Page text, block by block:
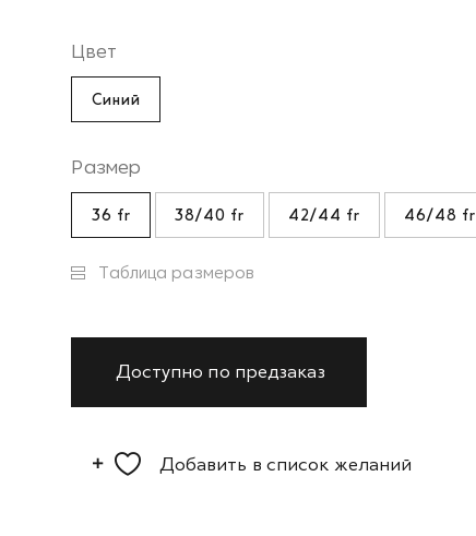
Цвет
Синий
Размер
36 fr 38/40 fr 42/44 fr 46/48 fr
Таблица размеров
Доступно по предзаказ
Добавить в список желаний